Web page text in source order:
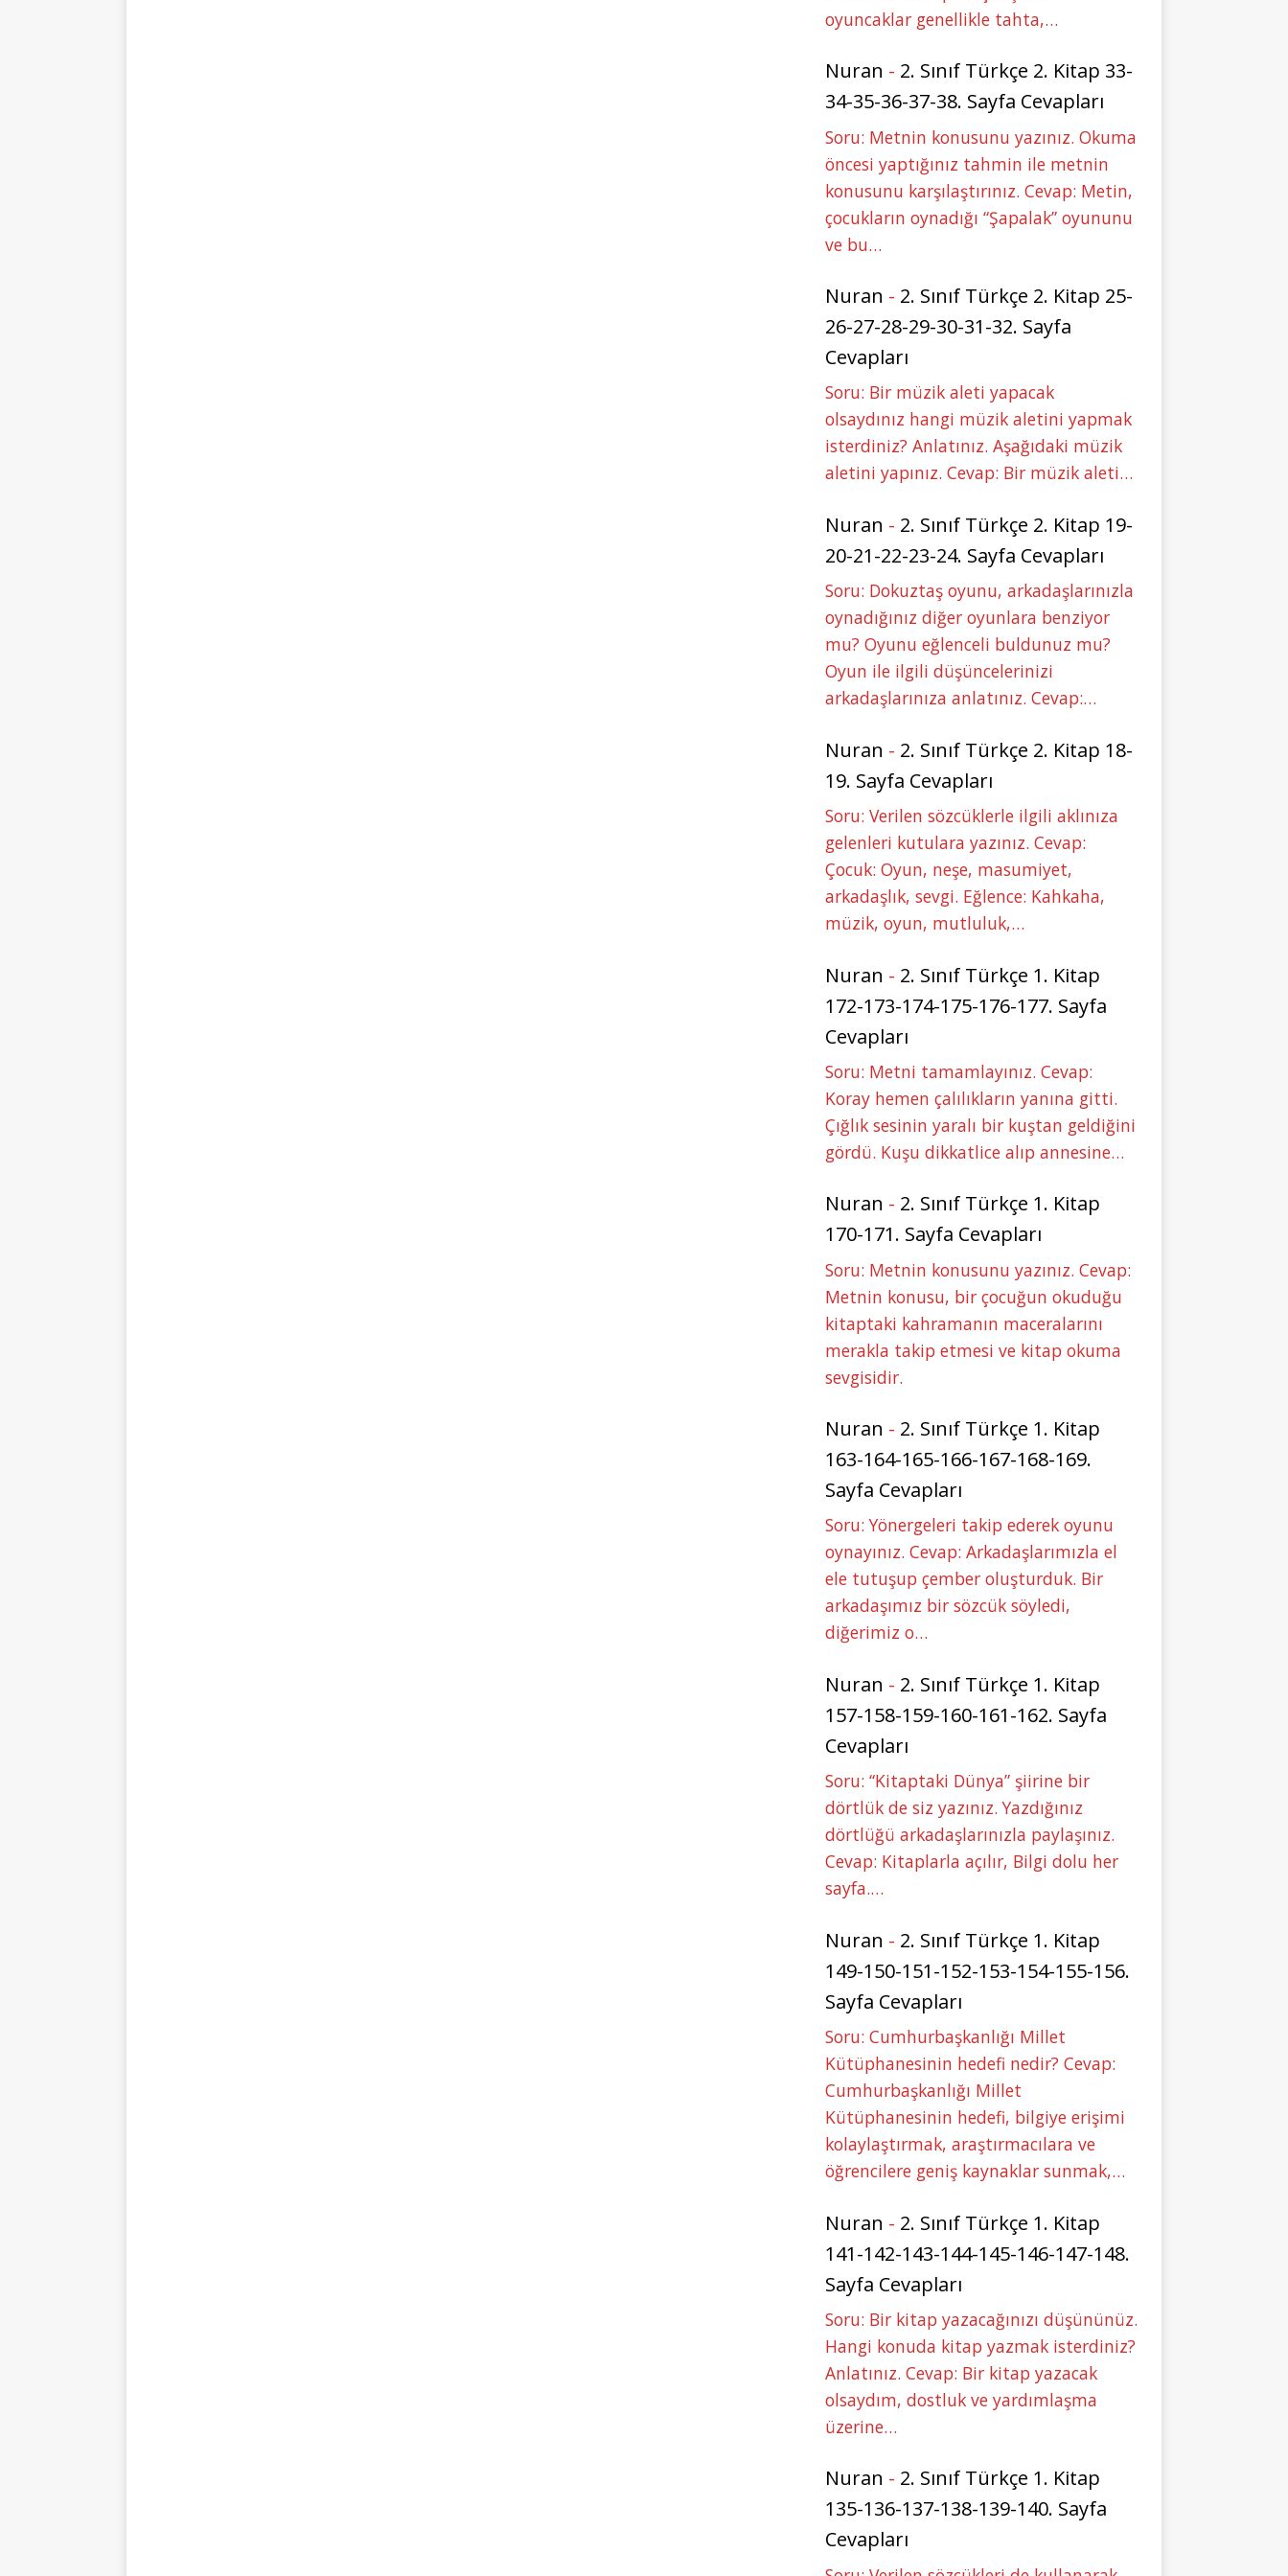
oyuncaklar genellikle tahta,…
Nuran - 2. Sınıf Türkçe 2. Kitap 33-
34-35-36-37-38. Sayfa Cevapları
Soru: Metnin konusunu yazınız. Okuma
öncesi yaptığınız tahmin ile metnin
konusunu karşılaştırınız. Cevap: Metin,
çocukların oynadığı “Şapalak” oyununu
ve bu…
Nuran - 2. Sınıf Türkçe 2. Kitap 25-
26-27-28-29-30-31-32. Sayfa
Cevapları
Soru: Bir müzik aleti yapacak
olsaydınız hangi müzik aletini yapmak
isterdiniz? Anlatınız. Aşağıdaki müzik
aletini yapınız. Cevap: Bir müzik aleti…
Nuran - 2. Sınıf Türkçe 2. Kitap 19-
20-21-22-23-24. Sayfa Cevapları
Soru: Dokuztaş oyunu, arkadaşlarınızla
oynadığınız diğer oyunlara benziyor
mu? Oyunu eğlenceli buldunuz mu?
Oyun ile ilgili düşüncelerinizi
arkadaşlarınıza anlatınız. Cevap:…
Nuran - 2. Sınıf Türkçe 2. Kitap 18-
19. Sayfa Cevapları
Soru: Verilen sözcüklerle ilgili aklınıza
gelenleri kutulara yazınız. Cevap:
Çocuk: Oyun, neşe, masumiyet,
arkadaşlık, sevgi. Eğlence: Kahkaha,
müzik, oyun, mutluluk,…
Nuran - 2. Sınıf Türkçe 1. Kitap
172-173-174-175-176-177. Sayfa
Cevapları
Soru: Metni tamamlayınız. Cevap:
Koray hemen çalılıkların yanına gitti.
Çığlık sesinin yaralı bir kuştan geldiğini
gördü. Kuşu dikkatlice alıp annesine…
Nuran - 2. Sınıf Türkçe 1. Kitap
170-171. Sayfa Cevapları
Soru: Metnin konusunu yazınız. Cevap:
Metnin konusu, bir çocuğun okuduğu
kitaptaki kahramanın maceralarını
merakla takip etmesi ve kitap okuma
sevgisidir.
Nuran - 2. Sınıf Türkçe 1. Kitap
163-164-165-166-167-168-169.
Sayfa Cevapları
Soru: Yönergeleri takip ederek oyunu
oynayınız. Cevap: Arkadaşlarımızla el
ele tutuşup çember oluşturduk. Bir
arkadaşımız bir sözcük söyledi,
diğerimiz o…
Nuran - 2. Sınıf Türkçe 1. Kitap
157-158-159-160-161-162. Sayfa
Cevapları
Soru: “Kitaptaki Dünya” şiirine bir
dörtlük de siz yazınız. Yazdığınız
dörtlüğü arkadaşlarınızla paylaşınız.
Cevap: Kitaplarla açılır, Bilgi dolu her
sayfa.…
Nuran - 2. Sınıf Türkçe 1. Kitap
149-150-151-152-153-154-155-156.
Sayfa Cevapları
Soru: Cumhurbaşkanlığı Millet
Kütüphanesinin hedefi nedir? Cevap:
Cumhurbaşkanlığı Millet
Kütüphanesinin hedefi, bilgiye erişimi
kolaylaştırmak, araştırmacılara ve
öğrencilere geniş kaynaklar sunmak,…
Nuran - 2. Sınıf Türkçe 1. Kitap
141-142-143-144-145-146-147-148.
Sayfa Cevapları
Soru: Bir kitap yazacağınızı düşününüz.
Hangi konuda kitap yazmak isterdiniz?
Anlatınız. Cevap: Bir kitap yazacak
olsaydım, dostluk ve yardımlaşma
üzerine…
Nuran - 2. Sınıf Türkçe 1. Kitap
135-136-137-138-139-140. Sayfa
Cevapları